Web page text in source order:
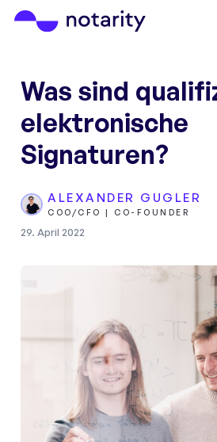
Was sind
elektronische
Signaturen?
ALEXANDER GUGLER
COO/CFO | CO-FOUNDER
29. April 2022